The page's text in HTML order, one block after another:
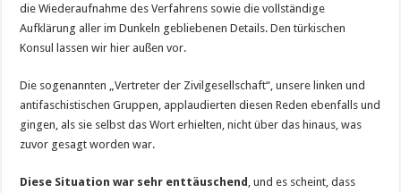
die Wiederaufnahme des Verfahrens sowie die vollständige
Aufklärung aller im Dunkeln gebliebenen Details. Den türkischen
Konsul lassen wir hier außen vor.
Die sogenannten „Vertreter der Zivilgesellschaft“, unsere linken und
antifaschistischen Gruppen, applaudierten diesen Reden ebenfalls und
gingen, als sie selbst das Wort erhielten, nicht über das hinaus, was
zuvor gesagt worden war.
Diese Situation war sehr enttäuschend , und es scheint, dass